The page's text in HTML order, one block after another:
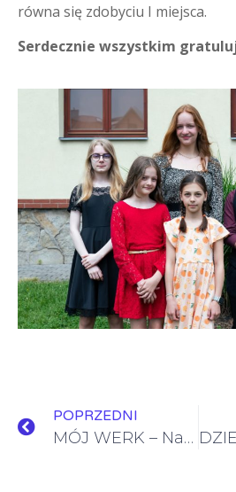
równa się zdobyciu I miejsca.
Serdecznie wszystkim
POPRZEDNI
MÓJ WERK – Nasz Film